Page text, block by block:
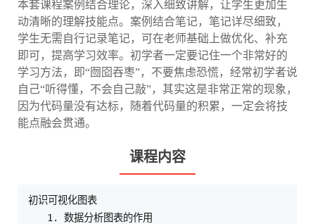
本套课程案例结合理论，深入细致讲解，让学生更加生
动清晰的理解技能点。案例结合笔记，笔记详尽细致，
学生无需自行记录笔记，可在老师基础上做优化、补充
即可，提高学习效率。初学者一定要记住一个非常好的
学习方法，即“囫囵吞枣”，不要焦虑恐慌，经常初学者说
自己“听得懂，不会自己敲”，其实这是非常正常的现象，
因为代码量没有达标，随着代码量的积累，一定会将技
能点融会贯通。
课程内容
初识可视化图表
    1. 数据分析图表的作用